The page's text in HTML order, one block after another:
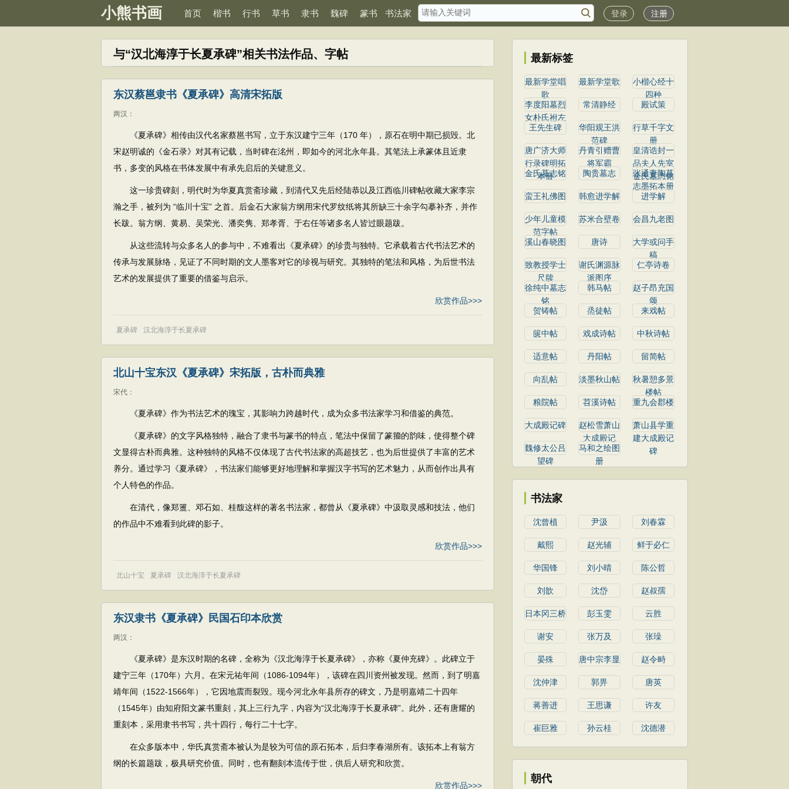
小熊书画 首页 楷书 行书 草书 隶书 魏碑 篆书 书法家 登录 注册
与“汉北海淳于长夏承碑”相关书法作品、字帖
东汉蔡邕隶书《夏承碑》高清宋拓版
两汉 ：
《夏承碑》相传由汉代名家蔡邕书写，立于东汉建宁三年（170 年），原石在明中期已损毁。北
宋赵明诚的《金石录》对其有记载，当时碑在洺州，即如今的河北永年县。其笔法上承篆体且近隶
书，多变的风格在书体发展中有承先启后的关键意义。
这一珍贵碑刻，明代时为华夏真赏斋珍藏，到清代又先后经陆恭以及江西临川碑帖收藏大家李宗
瀚之手，被列为 “临川十宝” 之首。后金石大家翁方纲用宋代罗纹纸将其所缺三十余字勾摹补齐，并作
长跋。翁方纲、黄易、吴荣光、潘奕隽、郑孝胥、于右任等诸多名人皆过眼题跋。
从这些流转与众多名人的参与中，不难看出《夏承碑》的珍贵与独特。它承载着古代书法艺术的
传承与发展脉络，见证了不同时期的文人墨客对它的珍视与研究。其独特的笔法和风格，为后世书法
艺术的发展提供了重要的借鉴与启示。
欣赏作品>>>
夏承碑 汉北海淳于长夏承碑
北山十宝东汉《夏承碑》宋拓版，古朴而典雅
宋代 ：
《夏承碑》作为书法艺术的瑰宝，其影响力跨越时代，成为众多书法家学习和借鉴的典范。
《夏承碑》的文字风格独特，融合了隶书与篆书的特点，笔法中保留了篆籀的韵味，使得整个碑
文显得古朴而典雅。这种独特的风格不仅体现了古代书法家的高超技艺，也为后世提供了丰富的艺术
养分。通过学习《夏承碑》，书法家们能够更好地理解和掌握汉字书写的艺术魅力，从而创作出具有
个人特色的作品。
在清代，像郑簠、邓石如、桂馥这样的著名书法家，都曾从《夏承碑》中汲取灵感和技法，他们
的作品中不难看到此碑的影子。
欣赏作品>>>
北山十宝 夏承碑 汉北海淳于长夏承碑
东汉隶书《夏承碑》民国石印本欣赏
两汉 ：
《夏承碑》是东汉时期的名碑，全称为《汉北海淳于长夏承碑》，亦称《夏仲充碑》。此碑立于
建宁三年（170年）六月。在宋元祐年间（1086-1094年），该碑在四川资州被发现。然而，到了明嘉
靖年间（1522-1566年），它因地震而裂毁。现今河北永年县所存的碑文，乃是明嘉靖二十四年
（1545年）由知府阳文篆书重刻，其上三行九字，内容为“汉北海淳于长夏承碑”。此外，还有唐耀的
重刻本，采用隶书书写，共十四行，每行二十七字。
在众多版本中，华氏真赏斋本被认为是较为可信的原石拓本，后归李春湖所有。该拓本上有翁方
纲的长篇题跋，极具研究价值。同时，也有翻刻本流传于世，供后人研究和欣赏。
欣赏作品>>>
最新标签
最新学堂唱
歌
最新学堂歌
小楷心经十
四种
李度阳墓烈
女朴氏祔左
常清静经 殿试策
王先生碑
华阳观王洪
范碑
行草千字文
册
唐广济大师
行录碑明拓
本冊
丹青引赠曹
将军霸
皇清诰封一
品夫人先室
金氏墓志铭
金氏墓志铭 陶贵墓志
张通妻陶墓
志墨拓本册
蛮王礼佛图
韩愈进学解 进学解
少年儿童模
范字帖
苏米合壁卷 会昌九老图
溪山春晓图 唐诗
大学或问手
稿
致教授学士
尺牍
谢氏渊源脉
派图序
仁亭诗卷
徐纯中墓志
铭
韩马帖
赵子昂充国
颂
贺铸帖
烝徒帖 来戏帖
篋中帖 戏成诗帖 中秋诗帖
适意帖 丹阳帖 留简帖
向乱帖 淡墨秋山帖
秋暑憩多景
楼帖
粮院帖
苕溪诗帖 重九会郡楼
大成殿记碑
赵松雪萧山
大成殿记
萧山县学重
建大成殿记
碑
魏修太公吕
望碑
马和之绘图
册
书法家
沈曾植 尹汲 刘春霖
戴熙 赵光辅 鲜于必仁
华国锋 刘小晴 陈公哲
刘歆 沈岱 赵叔孺
日本冈三桥 彭玉雯 云胜
谢安 张万及 张璪
晏殊 唐中宗李显 赵令畤
沈仲津 郭畀 唐英
蒋善进 王思谦 许友
崔巨雅 孙云桂 沈德潜
朝代